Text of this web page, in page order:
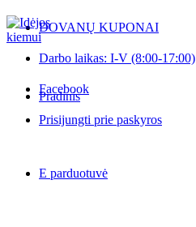
DOVANŲ KUPONAI
Darbo laikas: I-V (8:00-17:00)
Facebook
Prisijungti prie paskyros
Pradinis
E parduotuvė